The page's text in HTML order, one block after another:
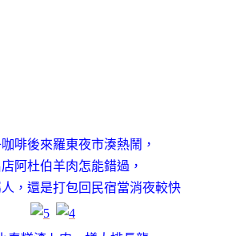
啡後來羅東夜市湊熱鬧，
阿杜伯羊肉怎能錯過，
， 還是打包回民宿當消夜較快